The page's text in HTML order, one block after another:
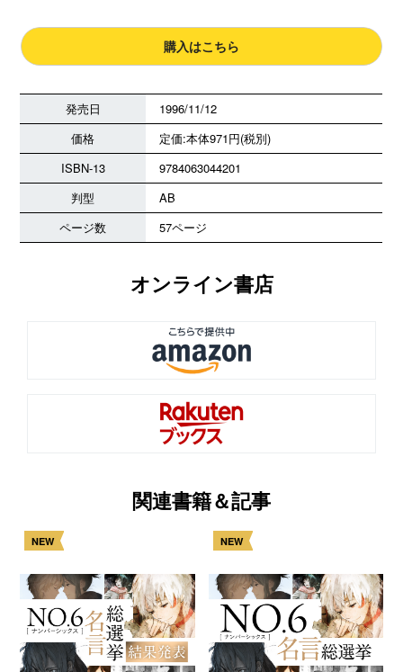
購入はこちら
発売日
1996/11/12
価格
定価:本体971円(税別)
ISBN-13
9784063044201
判型
AB
ページ数
57ページ
オンライン書店
関連書籍＆記事
NEW NEW